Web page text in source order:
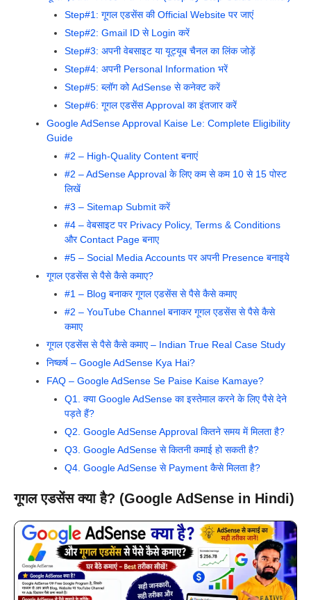
Step#1: गूगल एडसेंस की Official Website पर जाएं
Step#2: Gmail ID से Login करें
Step#3: अपनी वेबसाइट या यूट्यूब चैनल का लिंक जोड़ें
Step#4: अपनी Personal Information भरें
Step#5: ब्लॉग को AdSense से कनेक्ट करें
Step#6: गूगल एडसेंस Approval का इंतजार करें
Google AdSense Approval Kaise Le: Complete Eligibility
Guide
#2 – High-Quality Content बनाएं
#2 – AdSense Approval के लिए कम से कम 10 से 15 पोस्ट
लिखें
#3 – Sitemap Submit करें
#4 – वेबसाइट पर Privacy Policy, Terms & Conditions
और Contact Page बनाए
#5 – Social Media Accounts पर अपनी Presence बनाइये
गूगल एडसेंस से पैसे कैसे कमाए?
#1 – Blog बनाकर गूगल एडसेंस से पैसे कैसे कमाए
#2 – YouTube Channel बनाकर गूगल एडसेंस से पैसे कैसे
कमाए
गूगल एडसेंस से पैसे कैसे कमाए – Indian True Real Case Study
निष्कर्ष – Google AdSense Kya Hai?
FAQ – Google AdSense Se Paise Kaise Kamaye?
Q1. क्या Google AdSense का इस्तेमाल करने के लिए पैसे देने
पड़ते हैं?
Q2. Google AdSense Approval कितने समय में मिलता है?
Q3. Google AdSense से कितनी कमाई हो सकती है?
Q4. Google AdSense से Payment कैसे मिलता है?
गूगल एडसेंस क्या है? (Google AdSense in Hindi)